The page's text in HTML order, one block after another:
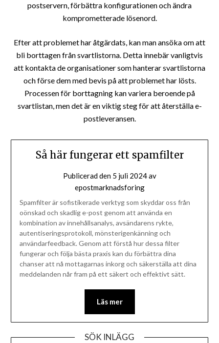
postservern, förbättra konfigurationen och ändra
komprometterade lösenord.
Efter att problemet har åtgärdats, kan man ansöka om att
bli borttagen från svartlistorna. Detta innebär vanligtvis
att kontakta de organisationer som hanterar svartlistorna
och förse dem med bevis på att problemet har lösts.
Processen för borttagning kan variera beroende på
svartlistan, men det är en viktig steg för att återställa e-
postleveransen.
Så här fungerar ett spamfilter
Publicerad den 5 juli 2024av
epostmarknadsforing
Spamfilter är sofistikerade verktyg som skyddar oss från
oönskad och skadlig e-post genom att använda en
kombination av innehållsanalys, avsändarens rykte,
autentiseringsprotokoll, mönsterigenkänning och
användarfeedback. Genom att förstå hur dessa filter
fungerar och följa bästa praxis kan du förbättra dina
chanser att nå mottagarnas inkorg och säkerställa att dina
meddelanden når fram på ett säkert och effektivt sätt.
Läs mer
SÖK INLÄGG